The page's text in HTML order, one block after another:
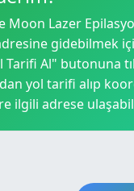
Moon Lazer
gidebilmek
Tarifi Al" butonuna
yol tarifi alıp
ilgili adrese